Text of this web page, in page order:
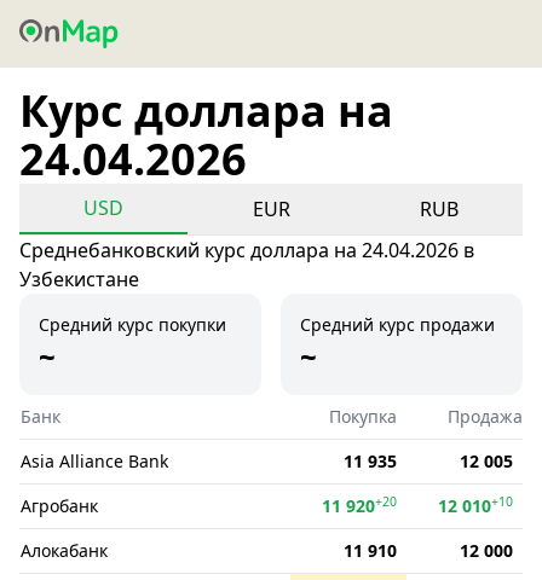
Курс доллара на
24.04.2026
USD EUR
RUB
Среднебанковский курс доллара на 24.04.2026 в
Узбекистане
Средний курс покупки
~
Средний курс продажи
~
Банк Покупка
Продажа
Asia Alliance Bank
11 935
12 005
Агробанк
11 920+20 12 010+10
Алокабанк 11 910
12 000